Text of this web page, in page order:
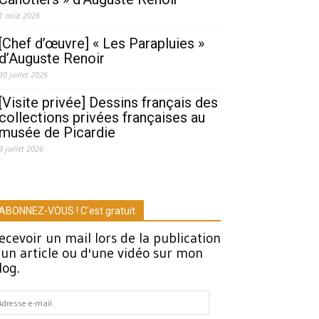
1 août 2026
[Chef d’œuvre] « Les Parapluies »
d’Auguste Renoir
juillet 2026
[Visite privée] Dessins français des
collections privées françaises au
musée de Picardie
juillet 2026
VOUS ! C'est gratuit
un mail lors de la publication
article ou d'une vidéo sur mon